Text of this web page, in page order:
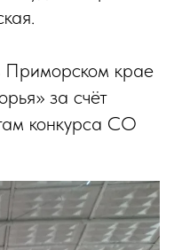
Приморском крае
за счёт
конкурса СО